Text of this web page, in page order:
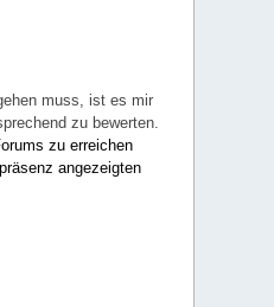
muss, ist es mir
zu bewerten.
zu erreichen
angezeigten